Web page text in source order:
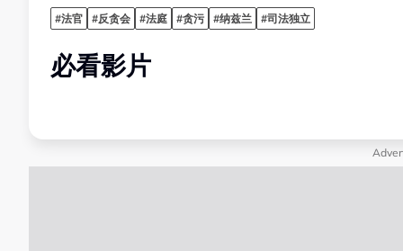
#法官 #反贪会 #法庭 #贪污 #纳兹兰 #司法独立
必看影片